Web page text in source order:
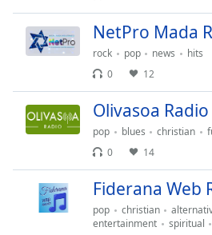
off,
selected
Picture-
in-
Picture
This
NetPro Mada
rock pop news
hits
0
12
Olivasoa
pop blues christian
0
14
Fiderana Web
pop christian
entertainment
spiritual